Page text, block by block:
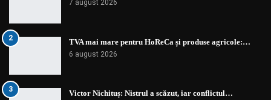
7 august 2026
2 TVA mai mare pentru HoReCa și produse agricole:…
6 august 2026
3 Victor Nichituș: Nistrul a scăzut, iar conflictul…